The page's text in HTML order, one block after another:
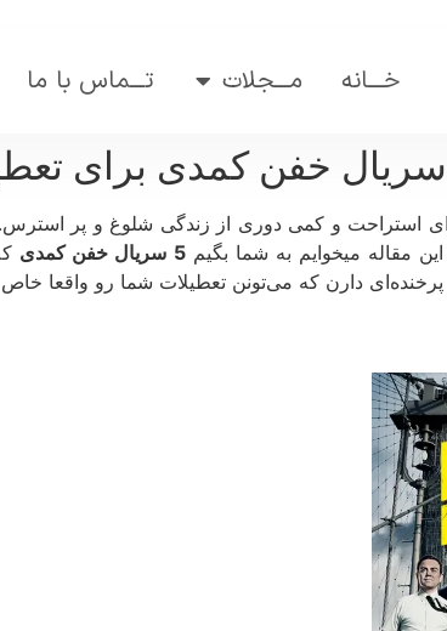
خـــانه مـــجلات تـــماس با ما
و کمی دوری از زندگی شلوغ و پر استرس.
مقاله میخوایم به شما بگیم5 سریال خفن کمدی
دارن که می‌تونن تعطیلات شما رو واقعا